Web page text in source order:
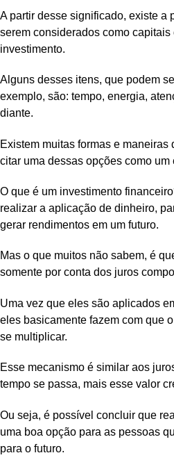
A partir desse significado, existe a
serem considerados como
investimento.
Alguns desses itens, que podem
exemplo, são: tempo, energia,
diante.
Existem muitas formas e maneiras
citar uma dessas opções como um
O que é um investimento
realizar a aplicação de dinheiro,
gerar rendimentos em um futuro.
Mas o que muitos não sabem, é
somente por conta dos juros
Uma vez que eles são aplicados
eles basicamente fazem com que
se multiplicar.
Esse mecanismo é similar aos
tempo se passa, mais esse valor
Ou seja, é possível concluir que
uma boa opção para as pessoas
para o futuro.